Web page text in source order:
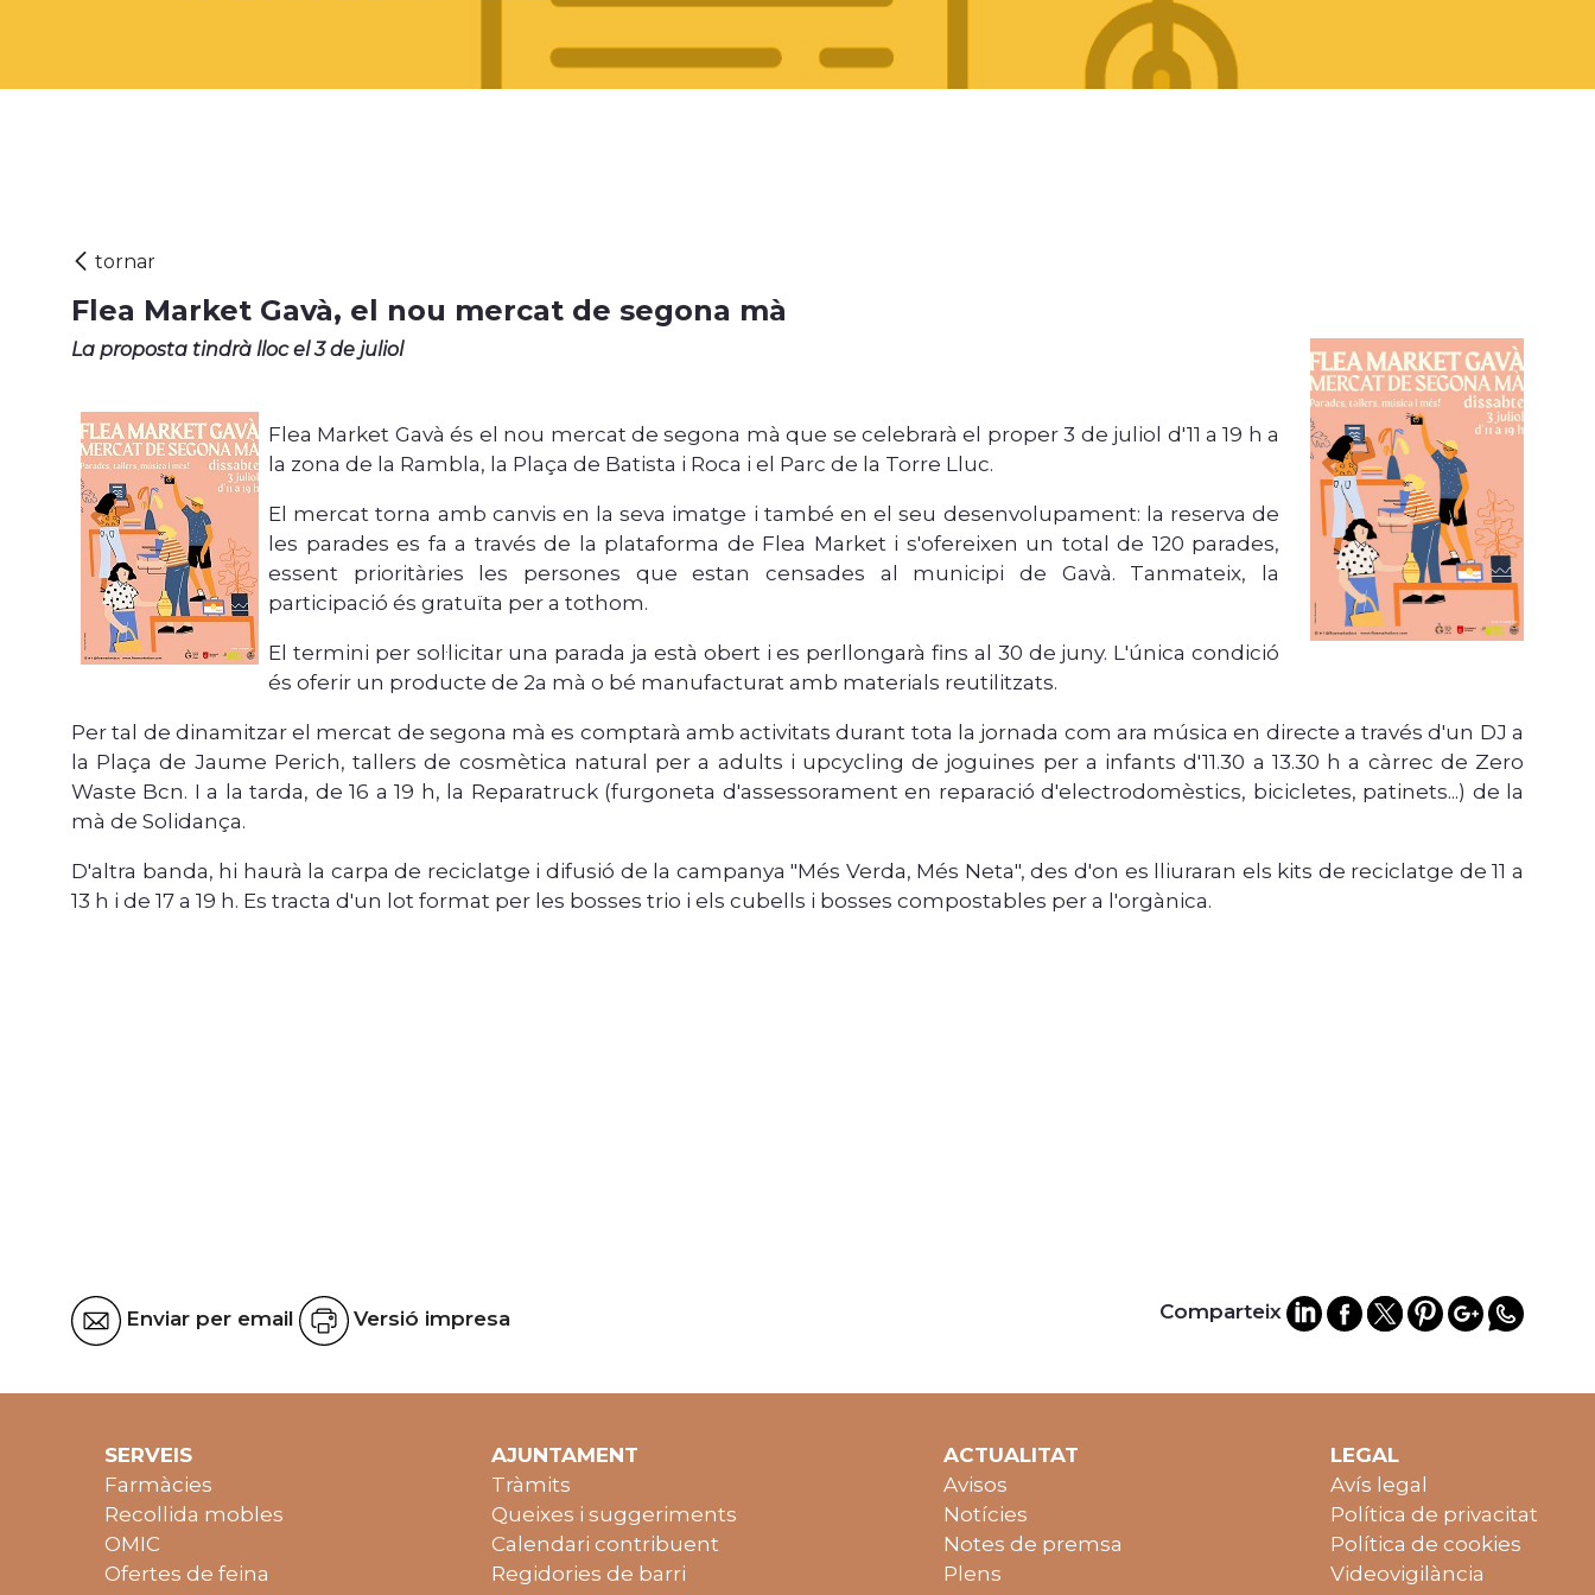
Flea Market Gavà, el nou mercat de segona mà
La proposta tindrà lloc el 3 de juliol
Flea Market Gavà és el nou mercat de segona mà que se celebrarà el proper 3 de juliol d'11 a 19 h a
la zona de la Rambla, la Plaça de Batista i Roca i el Parc de la Torre Lluc.
El mercat torna amb canvis en la seva imatge i també en el seu desenvolupament: la reserva de
les parades es fa a través de la plataforma de Flea Market i s'ofereixen un total de 120 parades,
essent prioritàries les persones que estan censades al municipi de Gavà. Tanmateix, la
participació és gratuïta per a tothom.
El termini per sol·licitar una parada ja està obert i es perllongarà fins al 30 de juny. L'única condició
és oferir un producte de 2a mà o bé manufacturat amb materials reutilitzats.
Per tal de dinamitzar el mercat de segona mà es comptarà amb activitats durant tota la jornada com ara música en directe a través d'un DJ a
la Plaça de Jaume Perich, tallers de cosmètica natural per a adults i upcycling de joguines per a infants d'11.30 a 13.30 h a càrrec de Zero
Waste Bcn. I a la tarda, de 16 a 19 h, la Reparatruck (furgoneta d'assessorament en reparació d'electrodomèstics, bicicletes, patinets...) de la
mà de Solidança.
D'altra banda, hi haurà la carpa de reciclatge i difusió de la campanya "Més Verda, Més Neta", des d'on es lliuraran els kits de reciclatge de 11 a
13 h i de 17 a 19 h. Es tracta d'un lot format per les bosses trio i els cubells i bosses compostables per a l'orgànica.
Enviar per email Versió impresa Comparteix
SERVEIS
Farmàcies
Recollida mobles
OMIC
Ofertes de feina
AJUNTAMENT
Tràmits
Queixes i suggeriments
Calendari contribuent
Regidories de barri
ACTUALITAT
Avisos
Notícies
Notes de premsa
Plens
LEGAL
Avís legal
Política de privacitat
Política de cookies
Videovigilància